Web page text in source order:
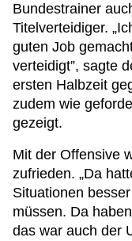
Bundestrainer
Titelverteidiger.
guten Job
verteidigt”, sagte
ersten Halbzeit
zudem wie
gezeigt.
Mit der Offensive
zufrieden. „Da
Situationen
müssen. Da
das war auch der